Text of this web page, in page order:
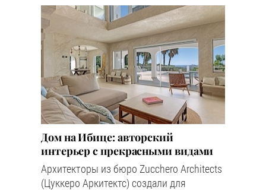
Дом на Ибице: авторский
интерьер с прекрасными видами
Архитекторы из бюро Zucchero Architects
(Цуккеро Аркитектс) создали для